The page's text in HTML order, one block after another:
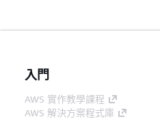
入門
AWS 實作教學課程
AWS 解決方案程式庫